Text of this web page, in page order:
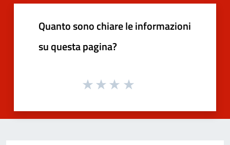
Quanto sono chiare le informazioni
su questa pagina?